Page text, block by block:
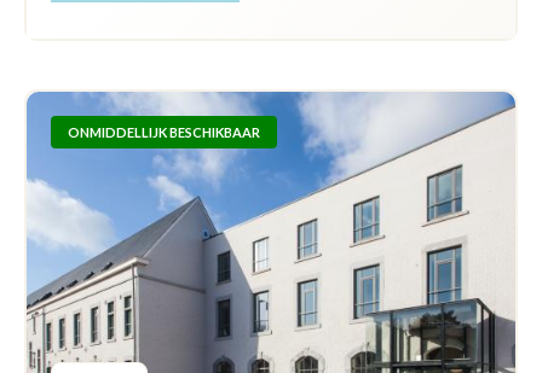
ONMIDDELLIJK BESCHIKBAAR